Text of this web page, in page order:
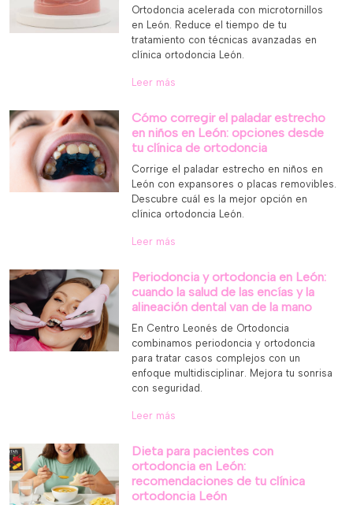
Ortodoncia acelerada con microtornillos
en León. Reduce el tiempo de tu
tratamiento con técnicas avanzadas en
clínica ortodoncia León.
Leer más
Cómo corregir el paladar estrecho
en niños en León: opciones desde
tu clínica de ortodoncia
Corrige el paladar estrecho en niños en
León con expansores o placas removibles.
Descubre cuál es la mejor opción en
clínica ortodoncia León.
Leer más
Periodoncia y ortodoncia en León:
cuando la salud de las encías y la
alineación dental van de la mano
En Centro Leonés de Ortodoncia
combinamos periodoncia y ortodoncia
para tratar casos complejos con un
enfoque multidisciplinar. Mejora tu sonrisa
con seguridad.
Leer más
Dieta para pacientes con
ortodoncia en León:
recomendaciones de tu clínica
ortodoncia León